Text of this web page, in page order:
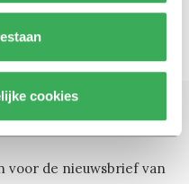
cookies
nieuwsbrief
voor de nieuwsbrief van